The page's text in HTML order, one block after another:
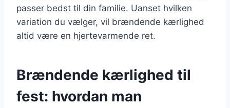
passer bedst til din familie. Uanset hvilken
variation du vælger, vil brændende kærlighed
altid være en hjertevarmende ret.
Brændende kærlighed til
fest: hvordan man